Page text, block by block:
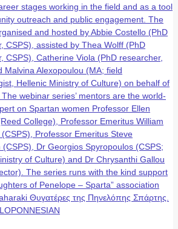
stages working in the field and as a tool
outreach and public engagement. The
and hosted by Abbie Costello (PhD
CSPS), assisted by Thea Wolff (PhD
CSPS), Catherine Viola (PhD researcher,
Malvina Alexopoulou (MA; field
Hellenic Ministry of Culture) on behalf of
webinar series’ mentors are the world-
on Spartan women Professor Ellen
College), Professor Emeritus William
Professor Emeritus Steve
(CSPS), Dr Georgios Spyropoulos (CSPS;
of Culture) and Dr Chrysanthi Gallou
The series runs with the kind support
of Penelope – Sparta” association
Θυγατέρες της Πηνελόπης Σπάρτης.